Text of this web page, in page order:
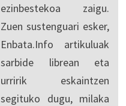
ezinbestekoa zaigu.
Zuen sustenguari esker,
Enbata.Info artikuluak
sarbide librean eta
urririk eskaintzen
segituko dugu, milaka